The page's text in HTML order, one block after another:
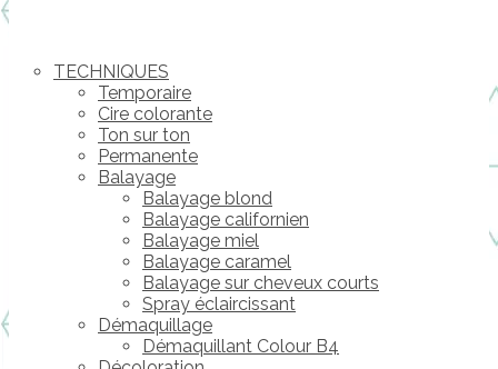
TECHNIQUES
Temporaire
Cire colorante
Ton sur ton
Permanente
Balayage
Balayage blond
Balayage californien
Balayage miel
Balayage caramel
Balayage sur cheveux courts
Spray éclaircissant
Démaquillage
Démaquillant Colour B4